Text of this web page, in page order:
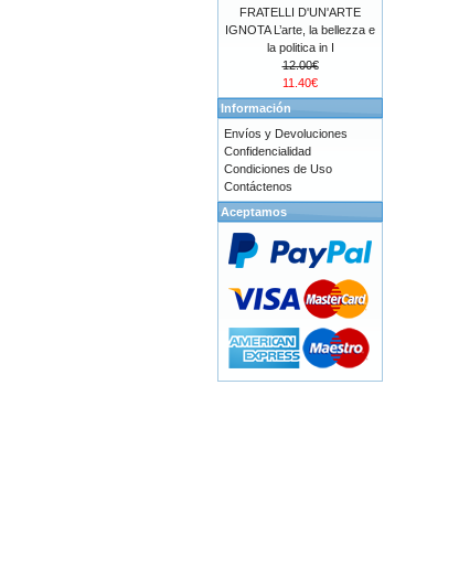
FRATELLI D'UN'ARTE
IGNOTA L’arte, la bellezza e
la politica in I
12.00€
11.40€
Información
Envíos y Devoluciones
Confidencialidad
Condiciones de Uso
Contáctenos
Aceptamos